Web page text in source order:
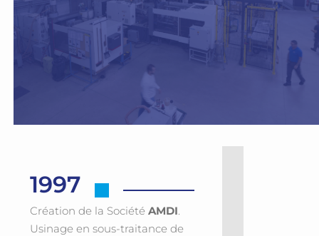
1997
Création de la SociétéAMDI
Usinage en sous-traitance de